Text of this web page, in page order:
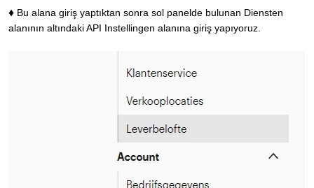
♦ Bu alana giriş yaptıktan sonra sol panelde bulunan Diensten
alanının altındaki API Instellingen alanına giriş yapıyoruz.